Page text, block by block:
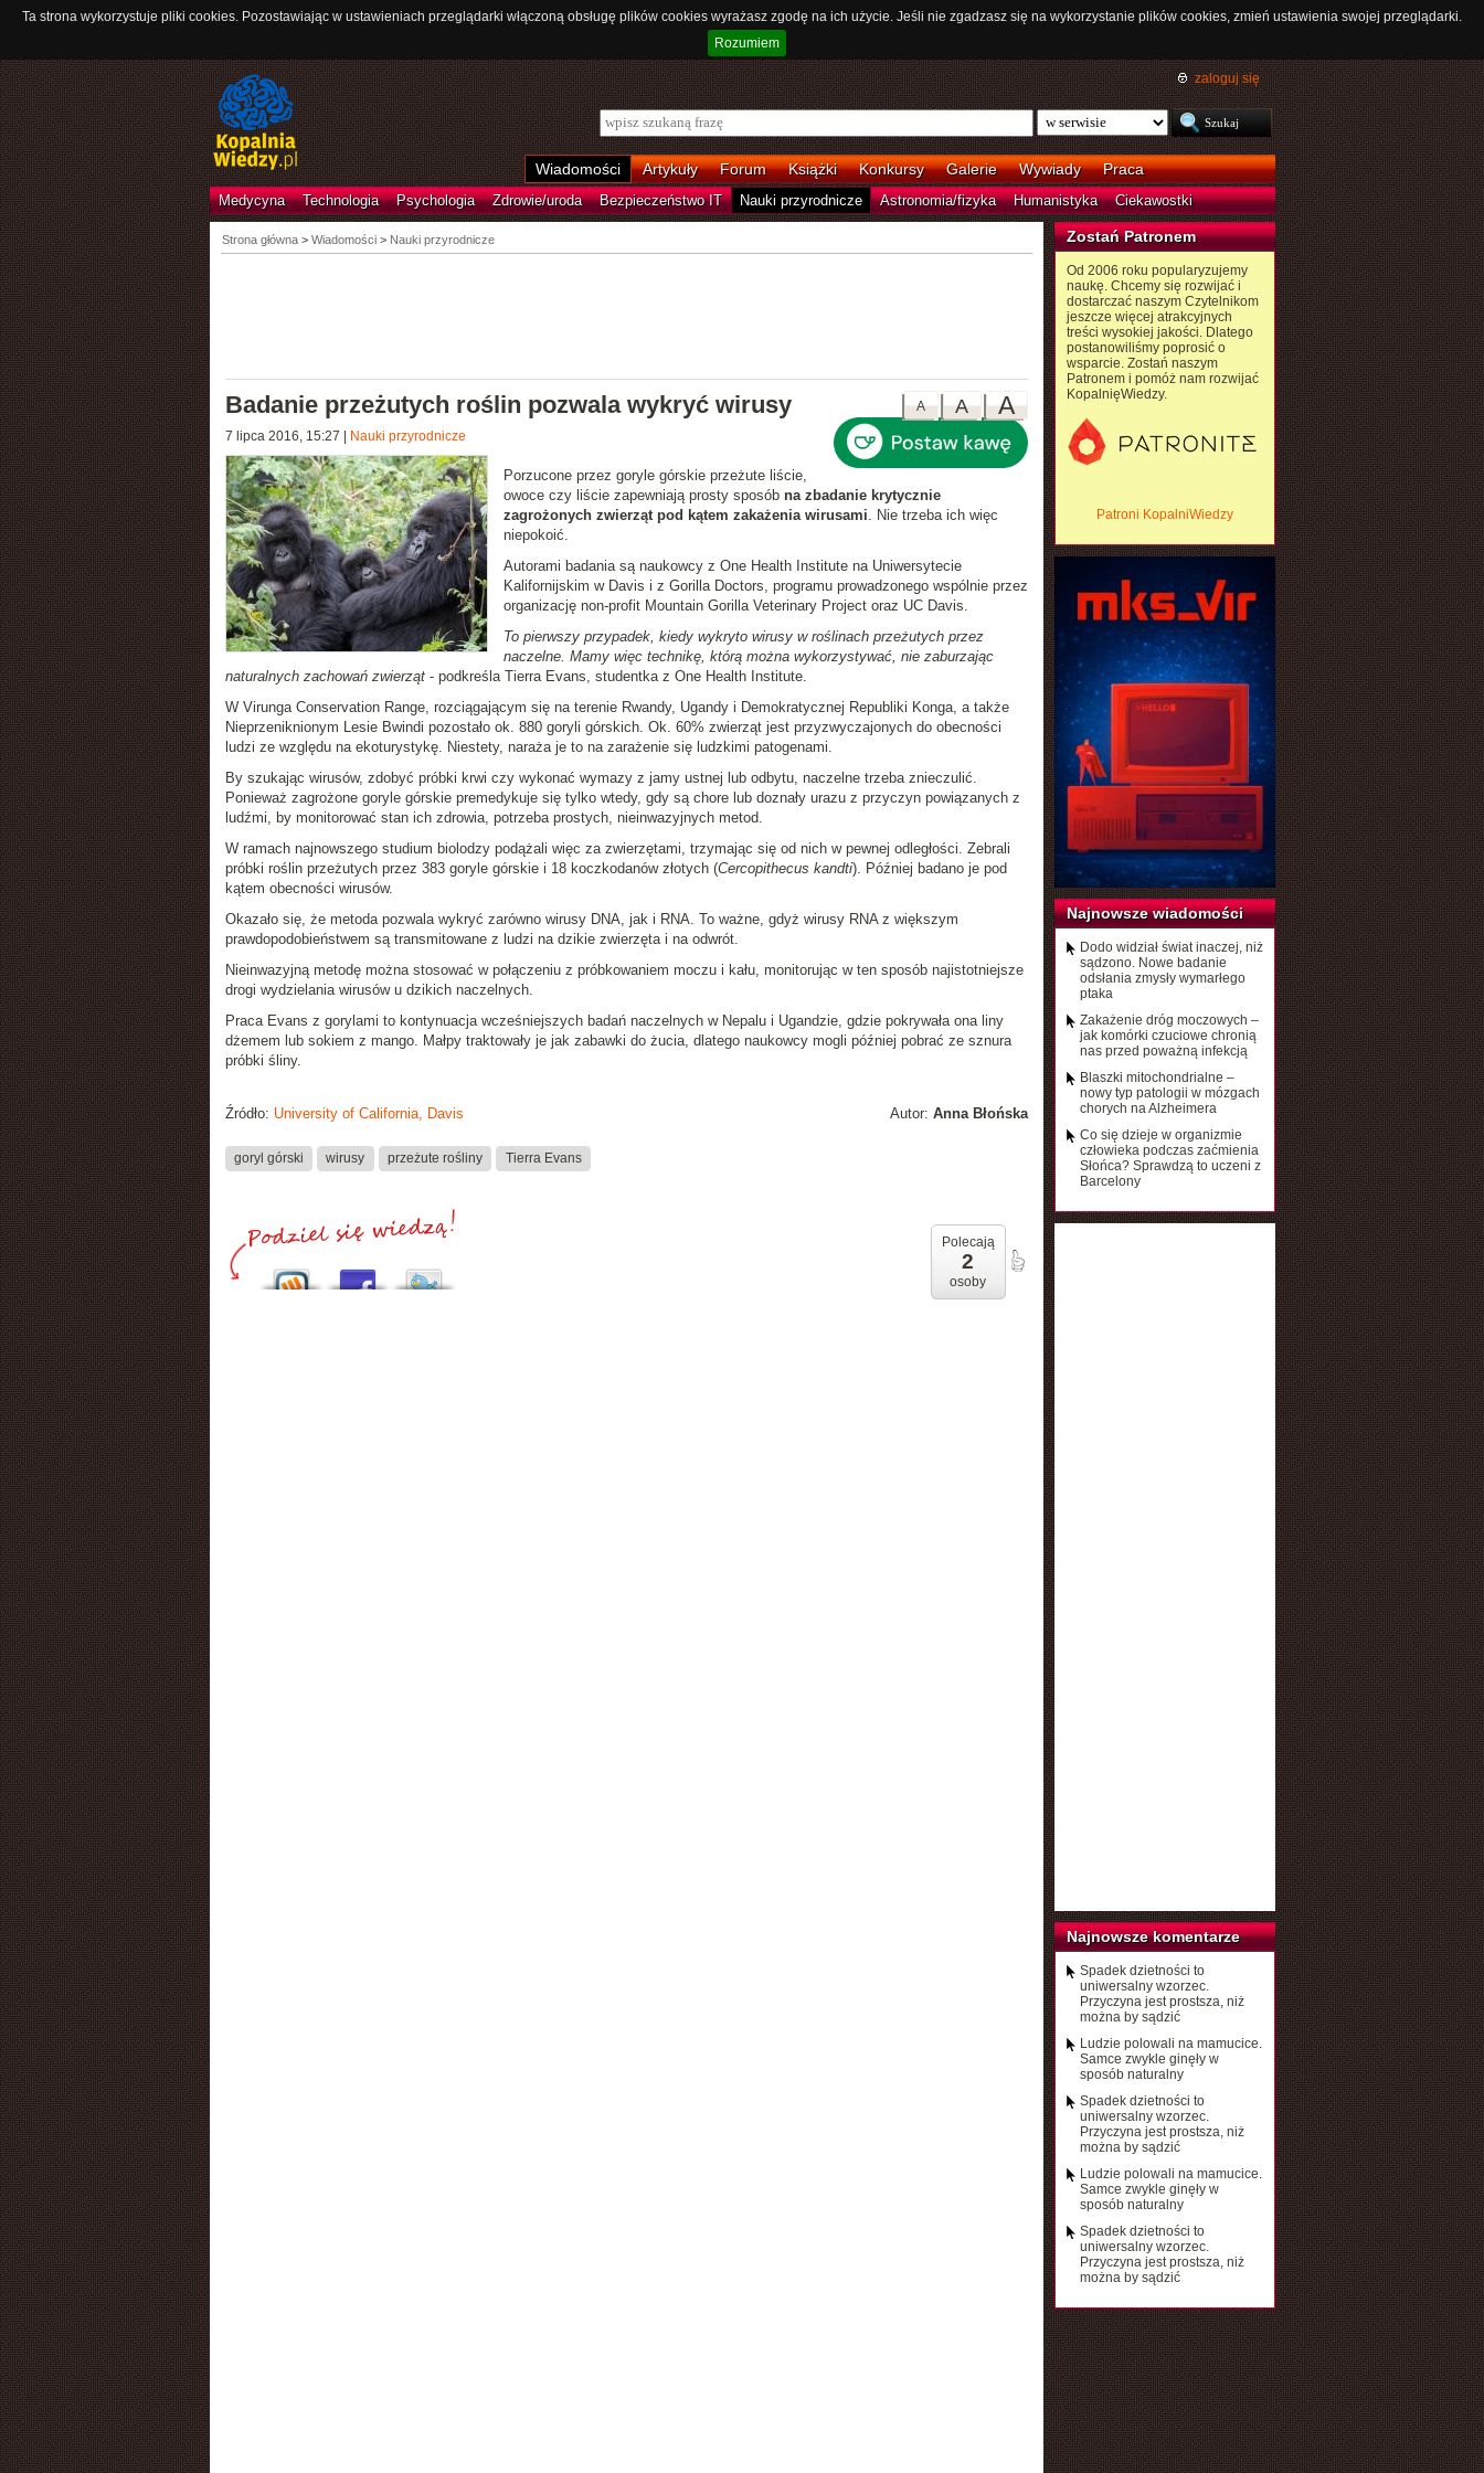
Ta strona wykorzystuje pliki cookies. Pozostawiając w ustawieniach przeglądarki włączoną obsługę plików cookies wyrażasz zgodę na ich użycie. Jeśli nie zgadzasz się na wykorzystanie plików cookies, zmień ustawienia swojej przeglądarki.
Rozumiem
zaloguj się
Wiadomości Artykuły Forum Książki Konkursy Galerie Wywiady Praca
Medycyna Technologia Psychologia Zdrowie/uroda Bezpieczeństwo IT Nauki przyrodnicze Astronomia/fizyka Humanistyka Ciekawostki
Strona główna> Wiadomości > Nauki przyrodnicze
A
A
A
Badanie przeżutych roślin pozwala wykryć wirusy
7 lipca 2016, 15:27 Nauki przyrodnicze
Porzucone przez goryle górskie przeżute liście,
owoce czy liście zapewniają prosty sposób na zbadanie krytycznie
zagrożonych zwierząt pod kątem zakażenia wirusami. Nie trzeba ich więc
niepokoić.
Autorami badania są naukowcy z One Health Institute na Uniwersytecie
Kalifornijskim w Davis i z Gorilla Doctors, programu prowadzonego wspólnie przez
organizację non-profit Mountain Gorilla Veterinary Project oraz UC Davis.
To pierwszy przypadek, kiedy wykryto wirusy w roślinach przeżutych przez
naczelne. Mamy więc technikę, którą można wykorzystywać, nie zaburzając
naturalnych zachowań zwierząt- podkreśla Tierra Evans, studentka z One Health Institute.
W Virunga Conservation Range, rozciągającym się na terenie Rwandy, Ugandy i Demokratycznej Republiki Konga, a także
Nieprzeniknionym Lesie Bwindi pozostało ok. 880 goryli górskich. Ok. 60% zwierząt jest przyzwyczajonych do obecności
ludzi ze względu na ekoturystykę. Niestety, naraża je to na zarażenie się ludzkimi patogenami.
By szukając wirusów, zdobyć próbki krwi czy wykonać wymazy z jamy ustnej lub odbytu, naczelne trzeba znieczulić.
Ponieważ zagrożone goryle górskie premedykuje się tylko wtedy, gdy są chore lub doznały urazu z przyczyn powiązanych z
ludźmi, by monitorować stan ich zdrowia, potrzeba prostych, nieinwazyjnych metod.
W ramach najnowszego studium biolodzy podążali więc za zwierzętami, trzymając się od nich w pewnej odległości. Zebrali
próbki roślin przeżutych przez 383 goryle górskie i 18 koczkodanów złotych (Cercopithecus kandti). Później badano je pod
kątem obecności wirusów.
Okazało się, że metoda pozwala wykryć zarówno wirusy DNA, jak i RNA. To ważne, gdyż wirusy RNA z większym
prawdopodobieństwem są transmitowane z ludzi na dzikie zwierzęta i na odwrót.
Nieinwazyjną metodę można stosować w połączeniu z próbkowaniem moczu i kału, monitorując w ten sposób najistotniejsze
drogi wydzielania wirusów u dzikich naczelnych.
Praca Evans z gorylami to kontynuacja wcześniejszych badań naczelnych w Nepalu i Ugandzie, gdzie pokrywała ona liny
dżemem lub sokiem z mango. Małpy traktowały je jak zabawki do żucia, dlatego naukowcy mogli później pobrać ze sznura
próbki śliny.
Autor: Anna Błońska
Źródło: University of California, Davis
goryl górski wirusy przeżute rośliny Tierra Evans
Polecają
2
osoby
Zostań Patronem
Od 2006 roku popularyzujemy
naukę. Chcemy się rozwijać i
dostarczać naszym Czytelnikom
jeszcze więcej atrakcyjnych
treści wysokiej jakości. Dlatego
postanowiliśmy poprosić o
wsparcie. Zostań naszym
Patronem i pomóż nam rozwijać
KopalnięWiedzy.
Patroni KopalniWiedzy
Najnowsze wiadomości
Dodo widział świat inaczej, niż
sądzono. Nowe badanie
odsłania zmysły wymarłego
ptaka
Zakażenie dróg moczowych –
jak komórki czuciowe chronią
nas przed poważną infekcją
Blaszki mitochondrialne –
nowy typ patologii w mózgach
chorych na Alzheimera
Co się dzieje w organizmie
człowieka podczas zaćmienia
Słońca? Sprawdzą to uczeni z
Barcelony
Najnowsze komentarze
Spadek dzietności to
uniwersalny wzorzec.
Przyczyna jest prostsza, niż
można by sądzić
Ludzie polowali na mamucice.
Samce zwykle ginęły w
sposób naturalny
Spadek dzietności to
uniwersalny wzorzec.
Przyczyna jest prostsza, niż
można by sądzić
Ludzie polowali na mamucice.
Samce zwykle ginęły w
sposób naturalny
Spadek dzietności to
uniwersalny wzorzec.
Przyczyna jest prostsza, niż
można by sądzić